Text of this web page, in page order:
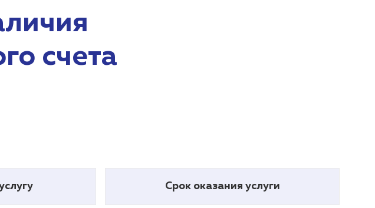
счета
Срок оказания услуги